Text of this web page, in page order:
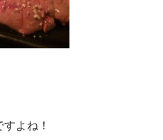
よね！